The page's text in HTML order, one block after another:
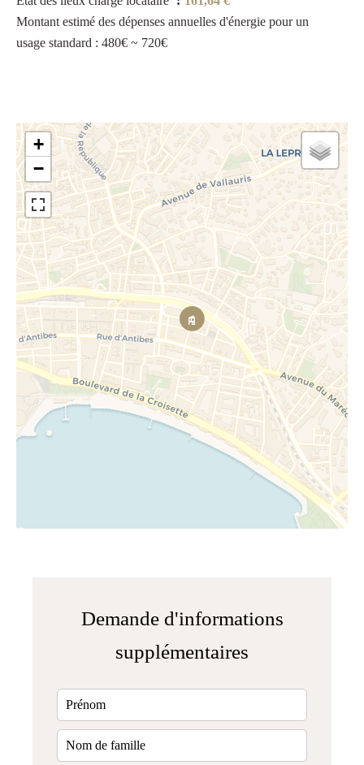
Montant estimé des dépenses annuelles d'énergie pour un
usage standard : 480€ ~ 720€
+
−
Demande d'informations
supplémentaires